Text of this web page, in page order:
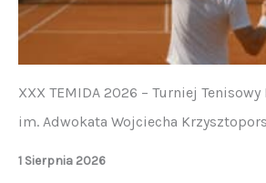
XXX TEMIDA 2026 – Turniej
im. Adwokata Wojciecha
1 Sierpnia 2026